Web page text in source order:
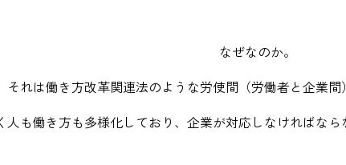
↗ 情報セキュリティ方針 ↗ 各種認証
なぜなのか。
それは働き方改革関連法のような労使間 （労働者と企業
人も働き方も多様化しており、 企業が対応しなければなら